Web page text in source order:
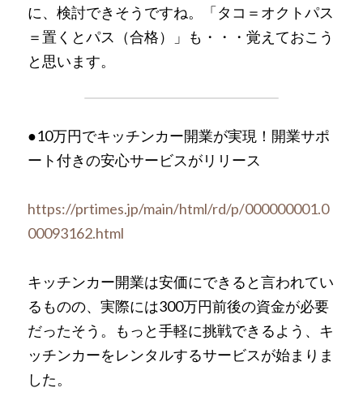
に、検討できそうですね。「タコ＝オクトパス
＝置くとパス（合格）」も・・・覚えておこう
と思います。
●10万円でキッチンカー開業が実現！開業サポ
ート付きの安心サービスがリリース
https://prtimes.jp/main/html/rd/p/000000001.0
00093162.html
キッチンカー開業は安価にできると言われてい
るものの、実際には300万円前後の資金が必要
だったそう。もっと手軽に挑戦できるよう、キ
ッチンカーをレンタルするサービスが始まりま
した。